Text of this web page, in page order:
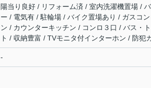
陽当り良好 / リフォーム済 / 室内洗濯機置場 /
ー / 電気有 / 駐輪場 / バイク置場あり / ガスコ
ン / カウンターキッチン / コンロ３口 / バス・
ト / 収納豊富 / TVモニタ付インターホン / 防犯
-